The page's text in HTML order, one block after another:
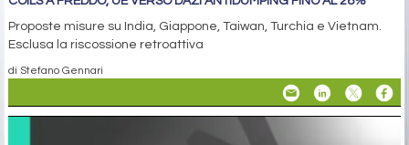
Proposte misure su India, Giappone, Taiwan, Turchia e Vietnam.
Esclusa la riscossione retroattiva
di Stefano Gennari